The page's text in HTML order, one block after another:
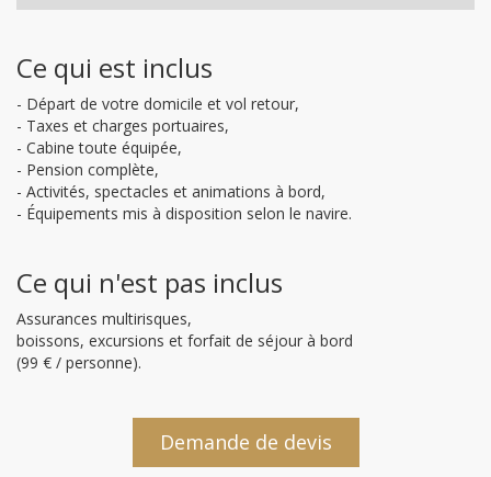
Ce qui est inclus
- Départ de votre domicile et vol retour,
- Taxes et charges portuaires,
- Cabine toute équipée,
- Pension complète,
- Activités, spectacles et animations à bord,
- Équipements mis à disposition selon le navire.
Ce qui n'est pas inclus
Assurances multirisques,
boissons, excursions et forfait de séjour à bord
(99 € / personne).
Demande de devis